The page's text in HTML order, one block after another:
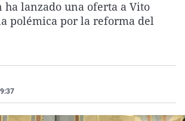
La rosa de los vientos
Caso
Extremadura
Virales
ha lanzado una oferta a Vito
polémica por la reforma del